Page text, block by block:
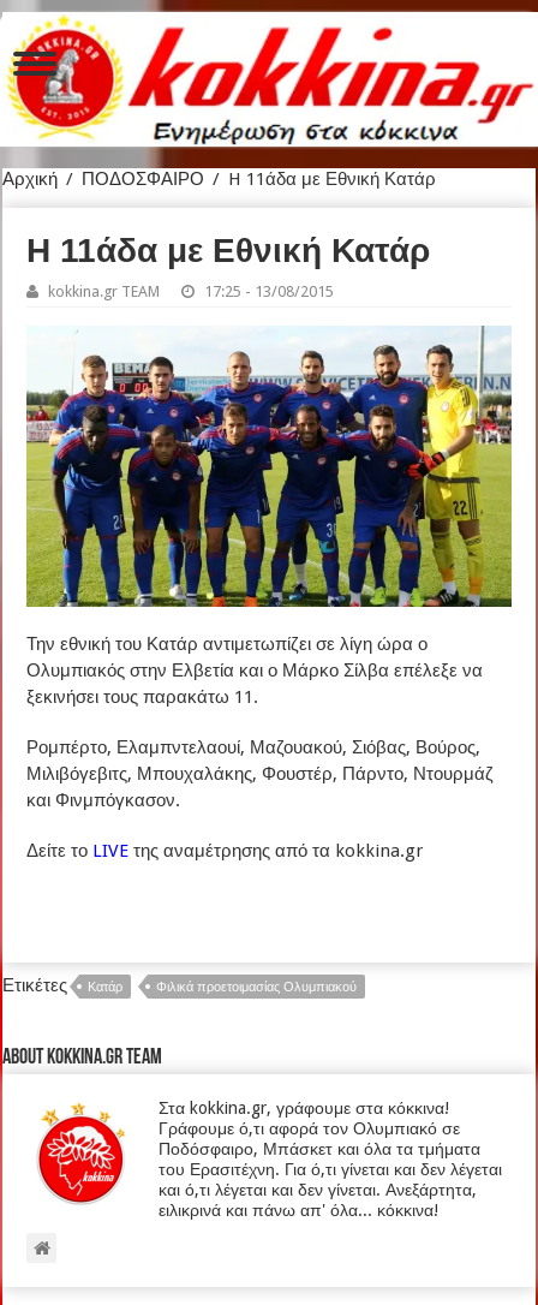
Αρχική / ΠΟΔΟΣΦΑΙΡΟ / H 11άδα με Εθνική Κατάρ
H 11άδα με Εθνική Κατάρ
kokkina.gr TEAM 17:25 - 13/08/2015
Την εθνική του Κατάρ αντιμετωπίζει σε λίγη ώρα ο
Ολυμπιακός στην Ελβετία και ο Μάρκο Σίλβα επέλεξε να
ξεκινήσει τους παρακάτω 11.
Ρομπέρτο, Ελαμπντελαουί, Μαζουακού, Σιόβας, Βούρος,
Μιλιβόγεβιτς, Μπουχαλάκης, Φουστέρ, Πάρντο, Ντουρμάζ
και Φινμπόγκασον.
Δείτε το LIVE της αναμέτρησης από τα kokkina.gr
Ετικέτες Κατάρ Φιλικά προετοιμασίας Ολυμπιακού
About kokkina.gr TEAM
Στα kokkina.gr, γράφουμε στα κόκκινα!
Γράφουμε ό,τι αφορά τον Ολυμπιακό σε
Ποδόσφαιρο, Μπάσκετ και όλα τα τμήματα
του Ερασιτέχνη. Για ό,τι γίνεται και δεν λέγεται
και ό,τι λέγεται και δεν γίνεται. Ανεξάρτητα,
ειλικρινά και πάνω απ' όλα... κόκκινα!